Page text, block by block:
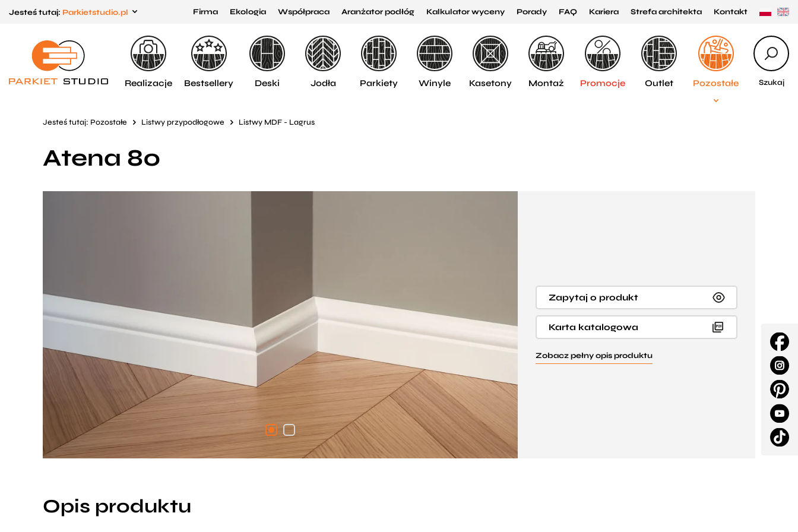
do menu
głównego
do
menu
w
Jesteś tutaj: Parkietstudio.pl Firma Ekologia Współpraca Aranżator podłóg Kalkulator wyceny Porady FAQ Kariera Strefa architekta Kontakt
Szukaj
Realizacje Bestsellery Deski Jodła Parkiety Winyle Kasetony Montaż Promocje Outlet Pozostałe
Jesteś tutaj: Pozostałe Listwy przypodłogowe Listwy MDF - Lagrus
Atena 80
Zapytaj o produkt
Karta katalogowa
Zobacz pełny opis produktu
Opis produktu